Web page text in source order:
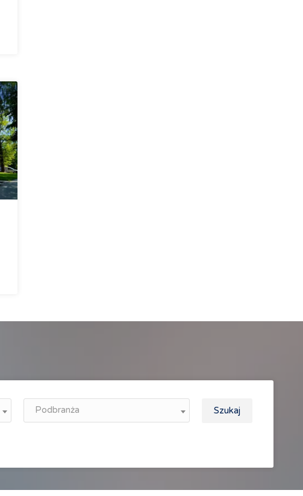
Podbranża Szukaj